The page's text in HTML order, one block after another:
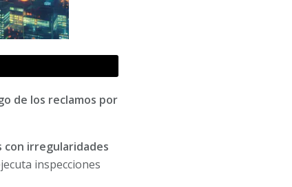
de los reclamos por
con irregularidades
inspecciones